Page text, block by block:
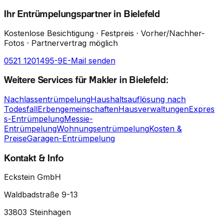
Ihr Entrümpelungspartner in Bielefeld
Kostenlose Besichtigung · Festpreis · Vorher/Nachher-
Fotos · Partnervertrag möglich
0521 1201495-9E-Mail senden
Weitere Services für Makler in Bielefeld:
NachlassentrümpelungHaushaltsauflösung nach
TodesfallErbengemeinschaftenHausverwaltungenExpres
s-EntrümpelungMessie-
EntrümpelungWohnungsentrümpelungKosten &
PreiseGaragen-Entrümpelung
Kontakt & Info
Eckstein GmbH
Waldbadstraße 9-13
33803 Steinhagen